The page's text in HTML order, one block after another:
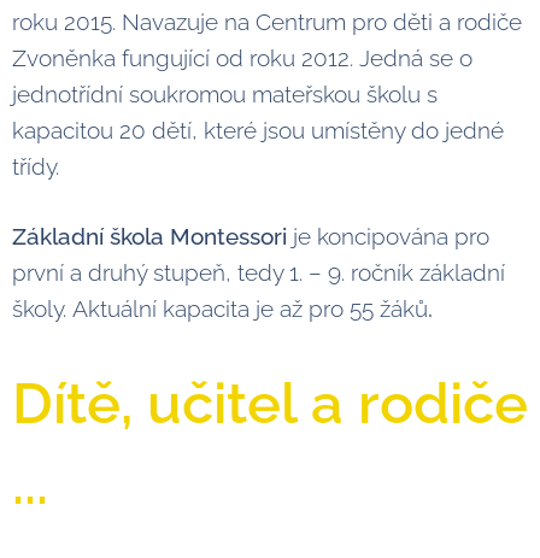
roku 2015. Navazuje na Centrum pro děti a rodiče
Zvoněnka fungující od roku 2012. Jedná se o
jednotřídní soukromou mateřskou školu s
kapacitou 20 dětí, které jsou umístěny do jedné
třídy.
Základní škola Montessori je koncipována pro
první a druhý stupeň, tedy 1. – 9. ročník základní
školy. Aktuální kapacita je až pro 55 žáků.
Dítě, učitel a rodiče
...